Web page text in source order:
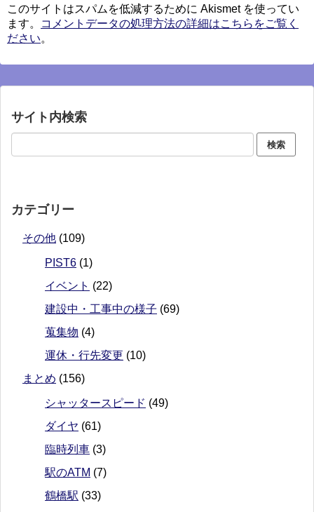
このサイトはスパムを低減するために Akismet を使ってい
ます。
コメントデータの処理方法の詳細はこちらをご覧く
ださい。
サイト内検索
カテゴリー
その他 (109)
PIST6 (1)
イベント (22)
建設中・工事中の様子 (69)
蒐集物 (4)
運休・行先変更 (10)
まとめ (156)
シャッタースピード (49)
ダイヤ (61)
臨時列車 (3)
駅のATM (7)
鶴橋駅 (33)